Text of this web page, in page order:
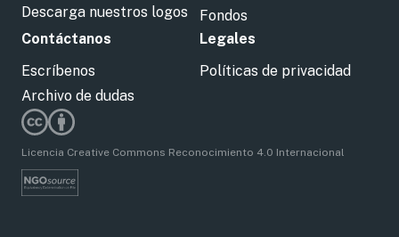
Descarga nuestros logos
Fondos
Contáctanos
Escríbenos
Archivo de dudas
Legales
Políticas de privacidad
Licencia Creative Commons Reconocimiento 4.0 Internacional